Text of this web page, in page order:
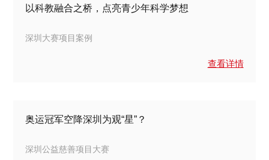
以科教融合之桥，点亮青少年科学梦想
深圳大赛项目案例
查看详情
奥运冠军空降深圳为观“星”？
深圳公益慈善项目大赛